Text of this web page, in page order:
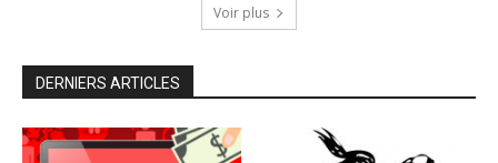
Voir plus
DERNIERS ARTICLES